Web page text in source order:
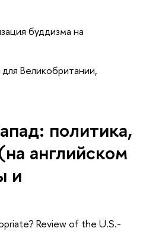
буддизма на
Великобритании,
политика,
английском
и
Review of the U.S.-